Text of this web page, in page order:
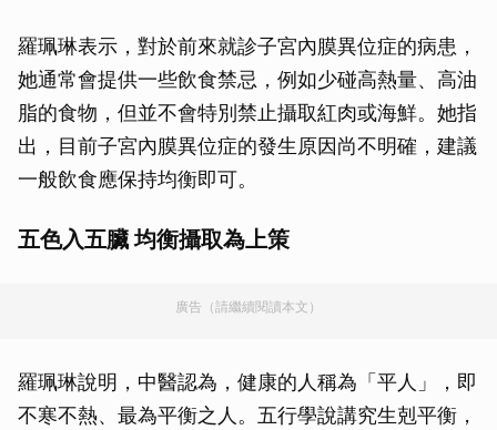
羅珮琳表示，對於前來就診子宮內膜異位症的病患，
她通常會提供一些飲食禁忌，例如少碰高熱量、高油
脂的食物，但並不會特別禁止攝取紅肉或海鮮。她指
出，目前子宮內膜異位症的發生原因尚不明確，建議
一般飲食應保持均衡即可。
五色入五臟 均衡攝取為上策
廣告（請繼續閱讀本文）
羅珮琳說明，中醫認為，健康的人稱為「平人」，即
不寒不熱、最為平衡之人。五行學說講究生剋平衡，